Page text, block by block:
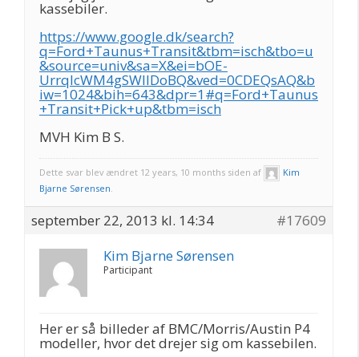
kassebiler.
https://www.google.dk/search?
q=Ford+Taunus+Transit&tbm=isch&tbo=u
&source=univ&sa=X&ei=bOE-
UrrqIcWM4gSWlIDoBQ&ved=0CDEQsAQ&b
iw=1024&bih=643&dpr=1#q=Ford+Taunus
+Transit+Pick+up&tbm=isch
MVH Kim B S.
Dette svar blev ændret 12 years, 10 months siden af
Kim
Bjarne Sørensen.
september 22, 2013 kl. 14:34
#17609
Kim Bjarne Sørensen
Participant
Her er så billeder af BMC/Morris/Austin P4
modeller, hvor det drejer sig om kassebilen.